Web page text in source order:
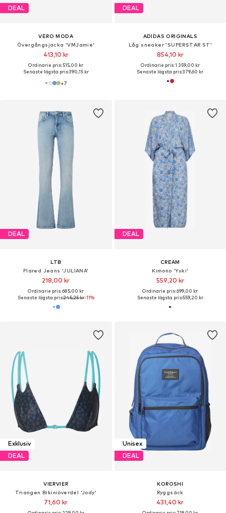
DEAL
VERO MODA
Övergångsjacka 'VMJamie'
413,10 kr
Ordinarie pris: 515,00 kr
Senaste lägsta pris:390,15 kr
+7
DEAL
ADIDAS ORIGINALS
Låg sneaker 'SUPERSTAR ST'
854,10 kr
Ordinarie pris: 1 359,00 kr
Senaste lägsta pris:379,60 kr
DEAL
LTB
Flared Jeans 'JULIANA'
218,00 kr
Ordinarie pris: 685,00 kr
Senaste lägsta pris:245,25 kr-11%
DEAL
CREAM
Kimono 'Yuki'
559,20 kr
Ordinarie pris: 699,00 kr
Senaste lägsta pris:559,20 kr
Exklusiv
DEAL
VIERVIER
Triangen Bikiniöverdel 'Jody'
71,60 kr
Unisex
DEAL
KOROSHI
Ryggsäck
431,40 kr